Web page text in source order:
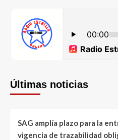
Últimas noticias
SAG amplía plazo para la
vigencia de trazabilidad